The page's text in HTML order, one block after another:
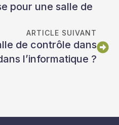
pour une salle de
ARTICLE SUIVANT
de contrôle dans
l’informatique ?